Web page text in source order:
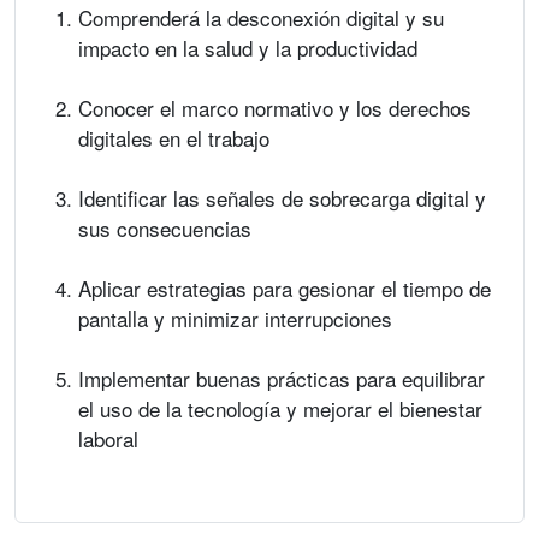
Comprenderá la desconexión digital y su
impacto en la salud y la productividad
Conocer el marco normativo y los derechos
digitales en el trabajo
Identificar las señales de sobrecarga digital y
sus consecuencias
Aplicar estrategias para gesionar el tiempo de
pantalla y minimizar interrupciones
Implementar buenas prácticas para equilibrar
el uso de la tecnología y mejorar el bienestar
laboral